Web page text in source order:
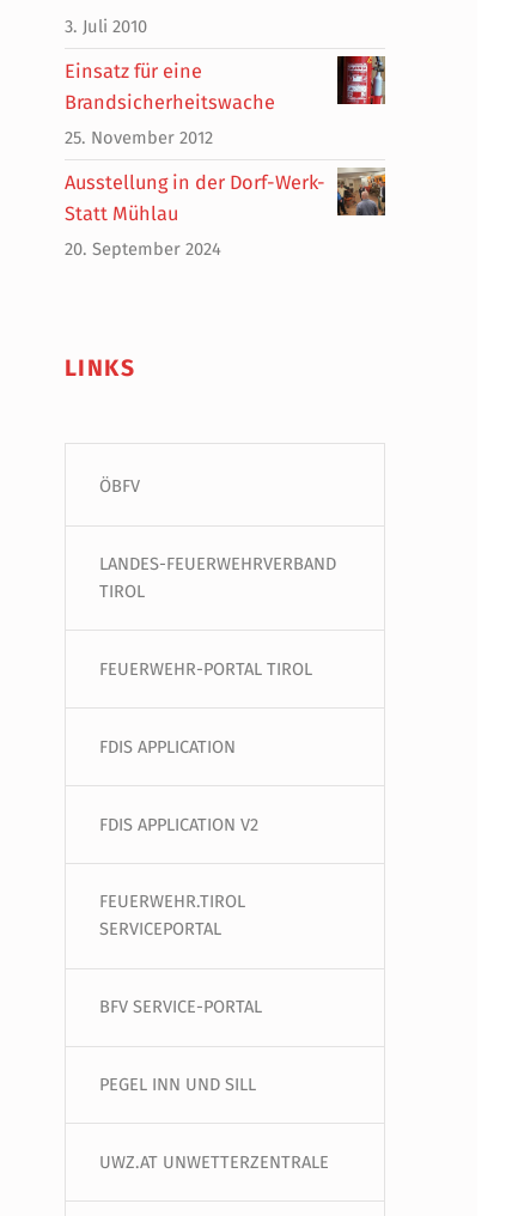
3. Juli 2010
Einsatz für eine
Brandsicherheitswache
25. November 2012
Ausstellung in der Dorf-Werk-
Statt Mühlau
20. September 2024
LINKS
ÖBFV
LANDES-FEUERWEHRVERBAND
TIROL
FEUERWEHR-PORTAL TIROL
FDIS APPLICATION
FDIS APPLICATION V2
FEUERWEHR.TIROL
SERVICEPORTAL
BFV SERVICE-PORTAL
PEGEL INN UND SILL
UWZ.AT UNWETTERZENTRALE